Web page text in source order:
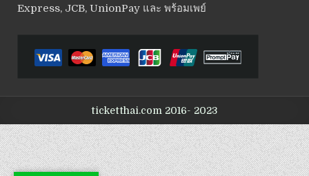
Express, JCB, UnionPay และ พร้อมเพย์
ticketthai.com 2016- 2023